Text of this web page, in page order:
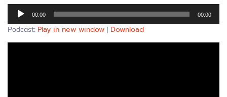
Tocador
áudio
00:00 00:00
Podcast: Play in new window | Download